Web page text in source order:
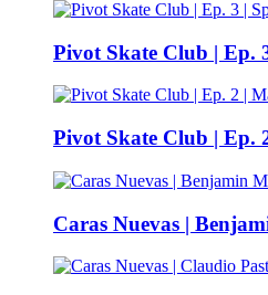
Pivot Skate Club | Ep.
Pivot Skate Club | Ep.
Caras Nuevas |